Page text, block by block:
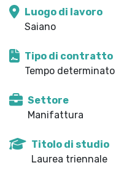
Luogo di lavoro
Saiano
Tipo di contratto
Tempo determinato
Settore
Manifattura
Titolo di studio
Laurea triennale